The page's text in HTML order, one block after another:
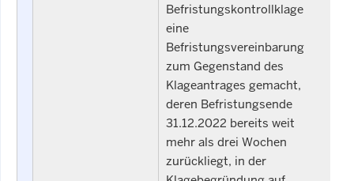
Befristungskontrollklage
eine
Befristungsvereinbarung
zum Gegenstand des
Klageantrages gemacht,
deren Befristungsende
31.12.2022 bereits weit
mehr als drei Wochen
zurückliegt, in der